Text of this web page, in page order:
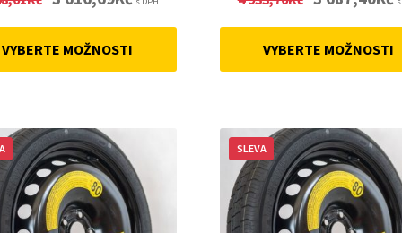
4
848,01Kč.
616,69Kč.
VYBERTE MOŽNOSTI
4
933,70Kč.
VYBERTE MOŽNOSTI
SLEVA